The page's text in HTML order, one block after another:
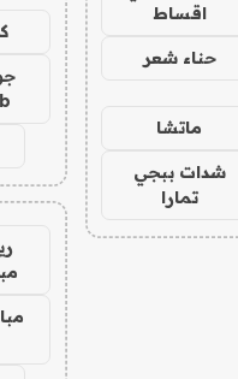
اقساط
حناء شعر
ماتشا
شدات ببجي
تمارا